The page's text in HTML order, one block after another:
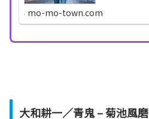
や芸人、子...
mo-mo-town.com
大和耕一／青鬼 – 菊池風磨